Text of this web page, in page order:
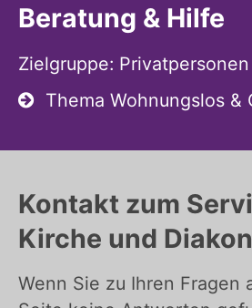
Beratung & Hilfe
Zielgruppe: Privatpersonen
Thema Wohnungslos &
Kontakt zum
Kirche und
Wenn Sie zu Ihren Fragen